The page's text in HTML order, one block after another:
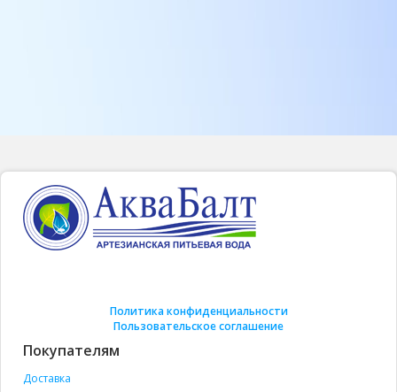
Политика конфиденциальности
Пользовательское соглашение
Покупателям
Доставка